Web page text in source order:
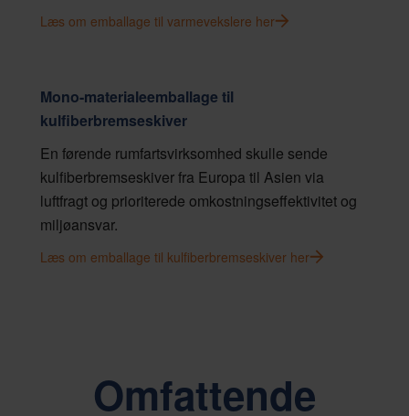
Læs om emballage til varmevekslere her
Mono-materialeemballage til
kulfiberbremseskiver
En førende rumfartsvirksomhed skulle sende
kulfiberbremseskiver fra Europa til Asien via
luftfragt og prioriterede omkostningseffektivitet og
miljøansvar.
Læs om emballage til kulfiberbremseskiver her
Omfattende